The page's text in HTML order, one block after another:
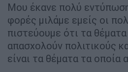
Μου έκανε πολύ
φορές μιλάμε εμείς οι
πιστεύουμε ότι τα
απασχολούν πολιτικούς
είναι τα θέματα τα οποία